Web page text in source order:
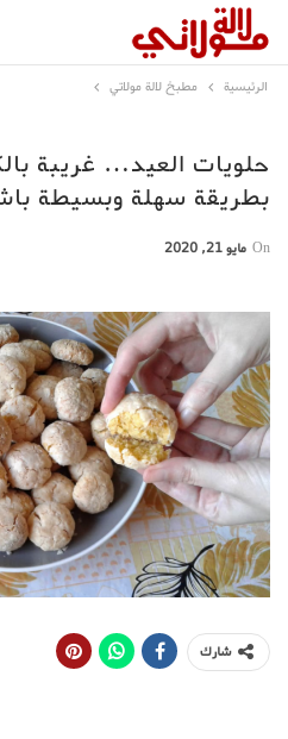
الرئيسية مطبخ لالة مولاتي
حلويات العيد… غريبة
بطريقة سهلة وبسيطة
On مايو 21, 2020
شارك